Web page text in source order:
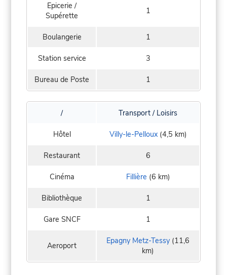
Epicerie /
Supérette
1
Boulangerie 1
Station service 3
Bureau de Poste 1
/ Transport / Loisirs
Hôtel Villy-le-Pelloux(4,5 km)
Restaurant 6
Cinéma Fillière (6 km)
Bibliothèque 1
Gare SNCF 1
Aeroport Epagny Metz-Tessy (11,6
km)